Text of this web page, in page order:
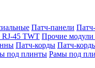
Патч-панели
45 TWT Прочие модули
Патч-корды Патч-
под плинты Рамы под